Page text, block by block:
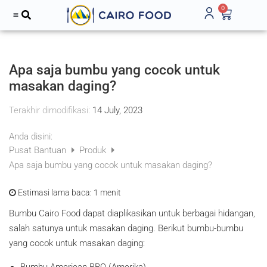
0
Apa saja bumbu yang cocok untuk
masakan daging?
Terakhir dimodifikasi: 14 July, 2023
Anda disini:
Pusat Bantuan
Produk
Apa saja bumbu yang cocok untuk masakan daging?
Estimasi lama baca: 1 menit
Bumbu Cairo Food dapat diaplikasikan untuk berbagai hidangan,
salah satunya untuk masakan daging. Berikut bumbu-bumbu
yang cocok untuk masakan daging: